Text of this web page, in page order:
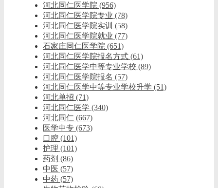
河北同仁医学院 (956)
河北同仁医学院专业 (78)
河北同仁医学院实训 (58)
河北同仁医学院就业 (77)
石家庄同仁医学院 (651)
河北同仁医学院报名方式 (61)
河北同仁医学中等专业学校 (89)
河北同仁医学院报名 (57)
河北同仁医学中等专业学校升学 (51)
河北单招 (71)
河北同仁医学 (340)
河北同仁 (667)
医学中专 (673)
口腔 (101)
护理 (101)
药剂 (86)
中医 (57)
中药 (57)